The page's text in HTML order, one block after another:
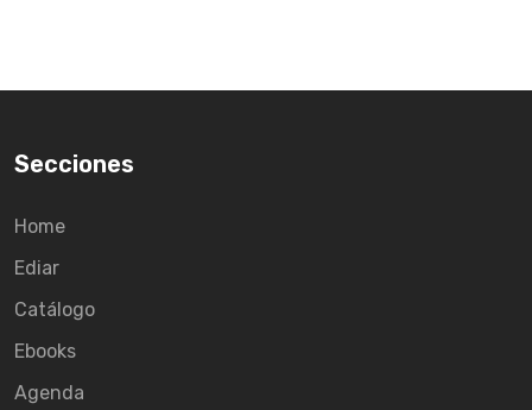
Secciones
Home
Ediar
Catálogo
Ebooks
Agenda